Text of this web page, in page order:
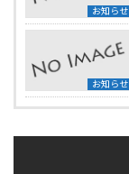
お知らせ
お知らせ